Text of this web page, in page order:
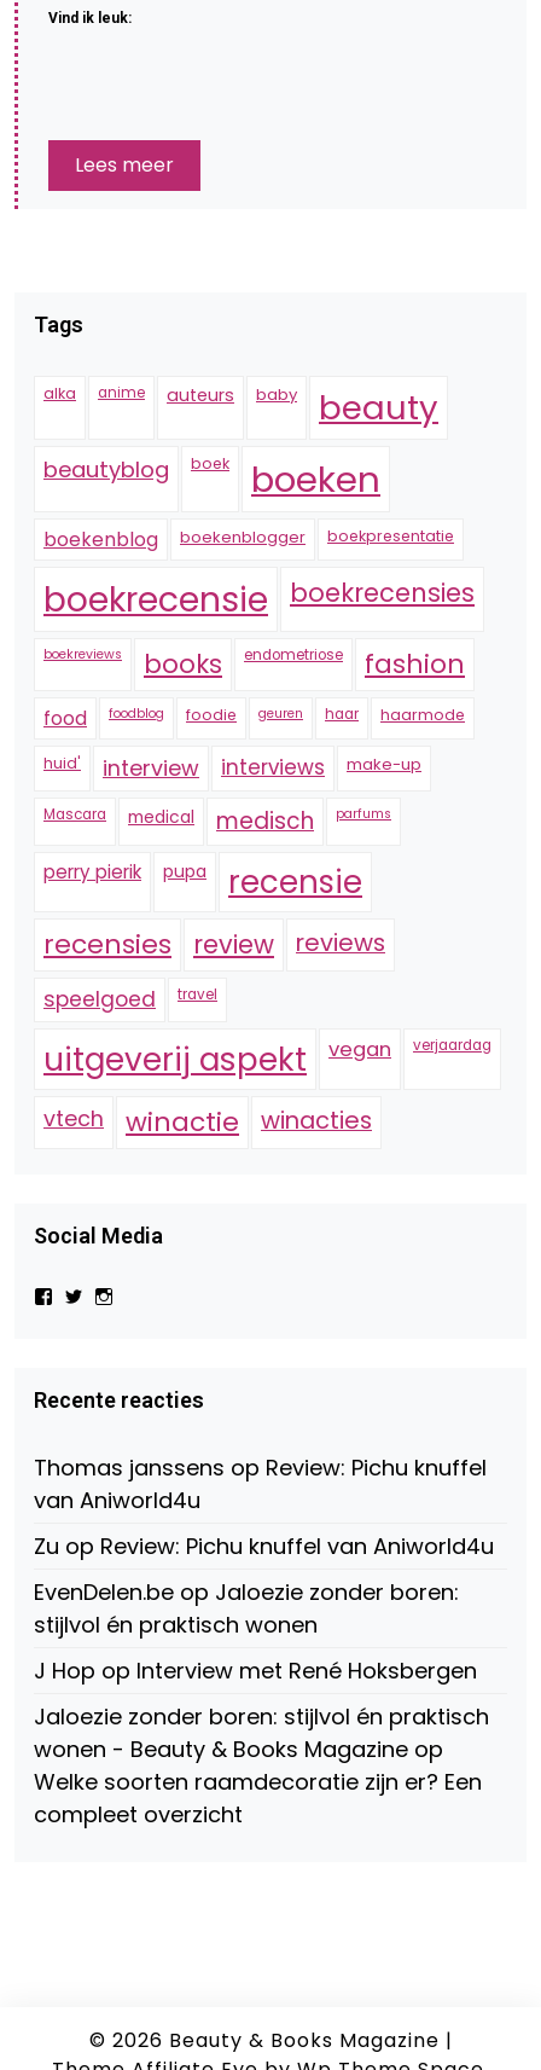
Vind ik leuk:
Lees meer
Tags
alka anime auteurs baby beauty
beautyblog boek boeken
boekenblog boekenblogger boekpresentatie
boekrecensie boekrecensies
boekreviews books endometriose fashion
food foodblog foodie geuren haar haarmode
huid' interview interviews make-up
Mascara medical medisch parfums
perry pierik pupa recensie
recensies review reviews
speelgoed travel
uitgeverij aspekt vegan verjaardag
vtech winactie winacties
Social Media
Bekijk
Beauty-
147775071915783/?
Facebook
Bekijk
op
Twitter
op
Instagram
Recente reacties
Thomas janssens op Review: Pichu knuffel
van Aniworld4u
Zu op Review: Pichu knuffel van Aniworld4u
EvenDelen.be op Jaloezie zonder boren:
stijlvol én praktisch wonen
J Hop op Interview met René Hoksbergen
Jaloezie zonder boren: stijlvol én praktisch
wonen - Beauty & Books Magazine op
Welke soorten raamdecoratie zijn er? Een
compleet overzicht
© 2026 Beauty & Books Magazine |